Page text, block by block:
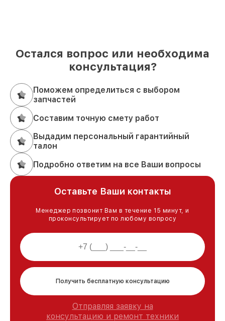
Остался вопрос или необходима
консультация?
Поможем определиться с выбором
запчастей
Составим точную смету работ
Выдадим персональный гарантийный
талон
Подробно ответим на все Ваши вопросы
Оставьте Ваши контакты
Менеджер позвонит Вам в течение 15 минут, и
проконсультирует по любому вопросу
Получить бесплатную консультацию
Отправляя заявку на
консультацию и ремонт техники